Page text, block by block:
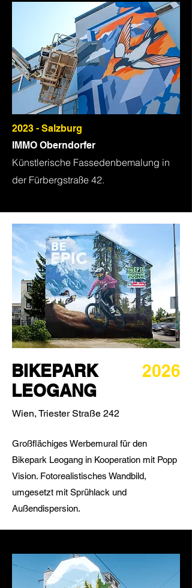
2023 - Salzburg
IMMO Oberndorfer
Künstlerische Fassedenbemalung in
der Fürbergstraße 42.
2026
BIKEPARK
LEOGANG
Wien, Triester Straße 242
Großflächiges Werbemural für den
Bikepark Leogang in Kooperation mit Popp
Vision. Fotorealistisches Wandbild,
umgesetzt mit Sprühlack und
Außendispersion.